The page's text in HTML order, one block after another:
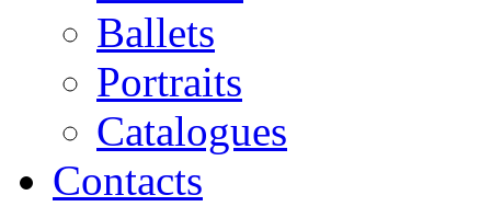
Ballets
Portraits
Catalogues
Contacts